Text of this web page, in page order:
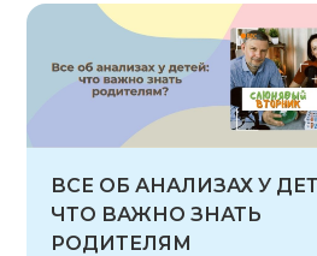
ВСЕ ОБ АНАЛИЗАХ У
ЧТО ВАЖНО ЗНАТЬ
РОДИТЕЛЯМ